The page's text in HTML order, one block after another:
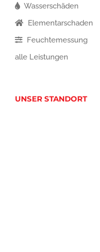
Wasserschäden
Elementarschaden
Feuchtemessung
alle Leistungen
UNSER STANDORT